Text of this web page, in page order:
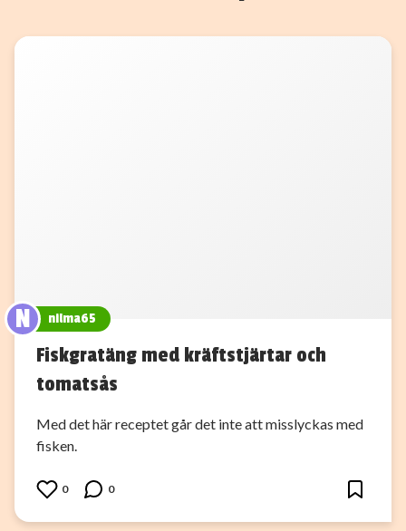
N nilma65
Fiskgratäng med kräftstjärtar och
tomatsås
Med det här receptet går det inte att misslyckas med
fisken.
0 0